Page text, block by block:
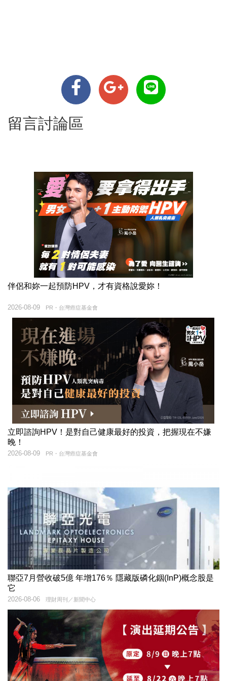
留言討論區
伴侶和妳一起預防HPV，才有資格說愛妳！
PR・台灣癌症基金會
2026-08-09
立即諮詢HPV！是對自己健康最好的投資，把握現在不嫌
晚！
PR・台灣癌症基金會
2026-08-09
聯亞7月營收破5億 年增176％ 隱藏版磷化銦(InP)概念股是
它
理財周刊／新聞中心
2026-08-06